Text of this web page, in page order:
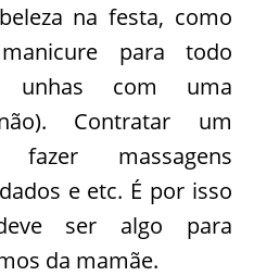
na festa, como
para todo
unhas com uma
Contratar um
fazer massagens
e etc. É por isso
ser algo para
da mamãe.